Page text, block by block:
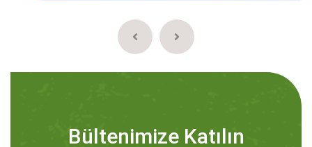
Bültenimize Katılın